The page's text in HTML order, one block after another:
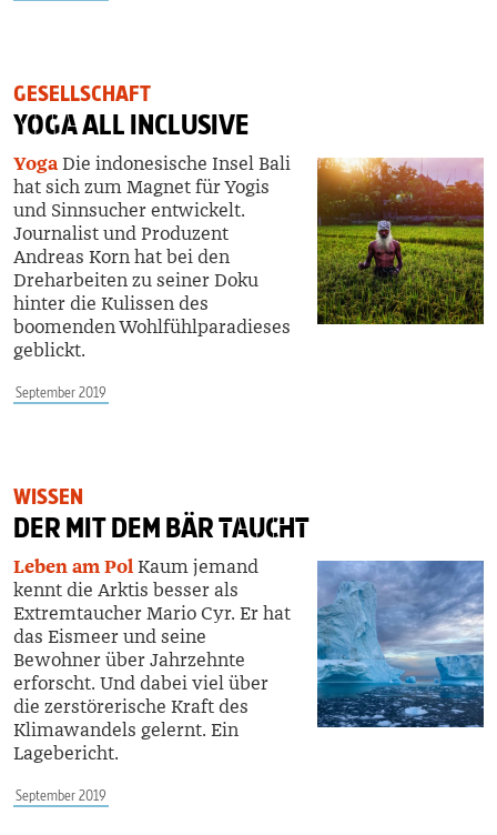
GESELLSCHAFT
YOGAALL INCLUSIVE
YogaDie indonesische Insel Bali
hat sich zum Magnet für Yogis
und Sinnsucher entwickelt.
Journalist und Produzent
Andreas Korn hat bei den
Dreharbeiten zu seiner Doku
hinter die Kulissen des
boomenden Wohlfühlparadieses
geblickt.
September 2019
WISSEN
DER MIT DEM BÄRTAUCHT
Leben am PolKaum jemand
kennt die Arktis besser als
Extremtaucher Mario Cyr. Er hat
das Eismeer und seine
Bewohner über Jahrzehnte
erforscht. Und dabei viel über
die zerstörerische Kraft des
Klimawandels gelernt. Ein
Lagebericht.
September 2019